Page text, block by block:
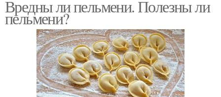
Вредны ли пельмени. Полезны ли
пельмени?